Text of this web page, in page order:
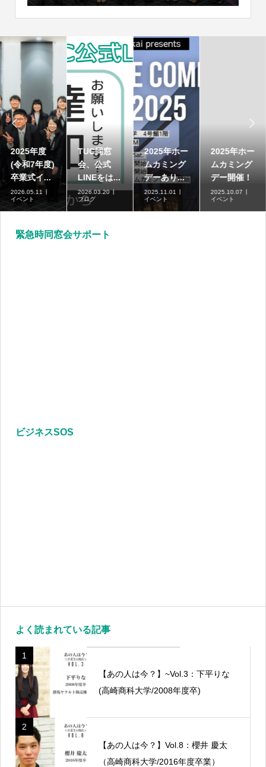

2025年度
(令和7年度)
卒業式イ...
2026.05.11
イベント
TUC同窓
会、公式
LINEをは...
2026.03.20
ブログ
2025年ホー
ムカミング
デーあり...
2025.11.01
イベント
2025年ホー
ムカミング
デー開催！
2025.10.07
イベント

緊急時同窓会サポート
ビジネスSOS
よく読まれている記事
1
【あの人は今？】~Vol.3：下平りな
(高崎商科大学/2008年度卒)
2
【あの人は今？】Vol.8：櫻井 慶太
（高崎商科大学/2016年度卒業）